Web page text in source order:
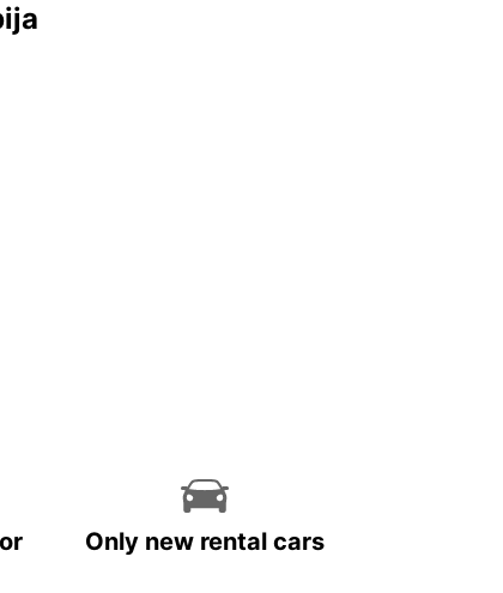
Only new rental cars